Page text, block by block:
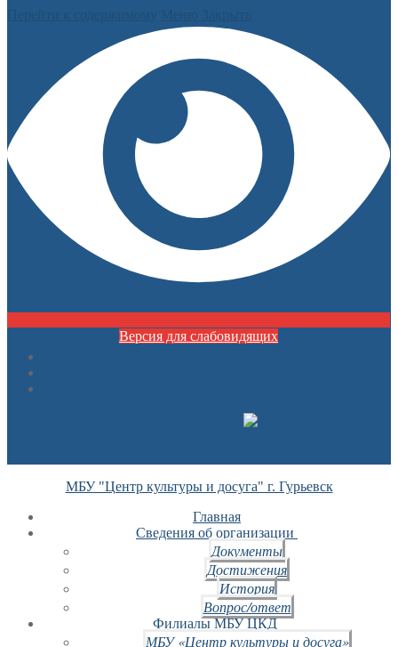
Версия для слабовидящих
МБУ "Центр культуры и досуга" г. Гурьевск
Главная
Сведения об организации
Документы
Достижения
История
Вопрос/ответ
Филиалы МБУ ЦКД
МБУ «Центр культуры и досуга»